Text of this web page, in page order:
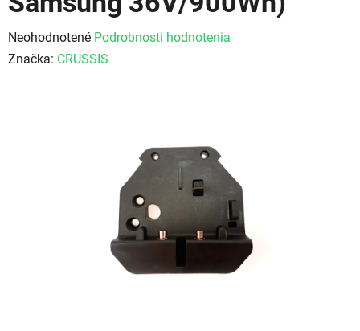
Priemerné hodnotenie produktu je 0,0 z 5 hviezdičiek.
Neohodnotené Podrobnosti hodnotenia
Značka: CRUSSIS